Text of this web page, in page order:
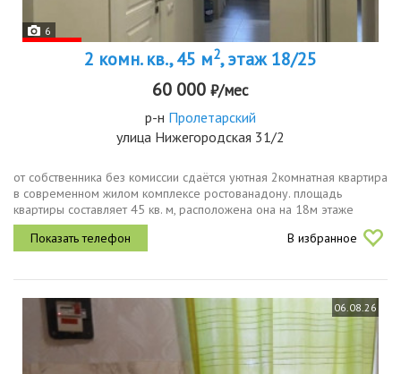
6
2 комн. кв., 45 м2, этаж 18/25
60 000 ₽/мес
р-н Пролетарский
улица Нижегородская 31/2
от собственника без комиссии сдаётся уютная 2комнатная квартира
в современном жилом комплексе ростованадону. площадь
квартиры составляет 45 кв. м, расположена она на 18м этаже
25этажного кирпичного дома, построенного в 2018 году. высокие
потолки 2....
В избранное
06.08.26